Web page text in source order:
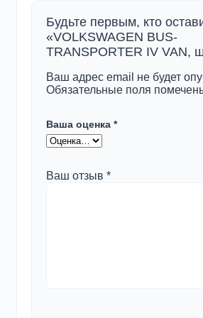
Будьте первым, кто
«VOLKSWAGEN BUS-
TRANSPORTER IV VAN,
Ваш адрес email не будет
Обязательные поля
Ваша оценка *
Ваш отзыв *